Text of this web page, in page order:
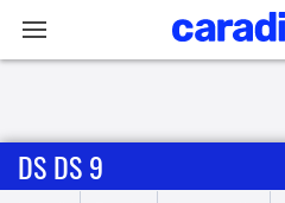
Accueil
DS DS 9